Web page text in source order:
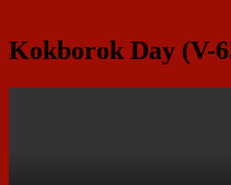
Kokborok Day (V-